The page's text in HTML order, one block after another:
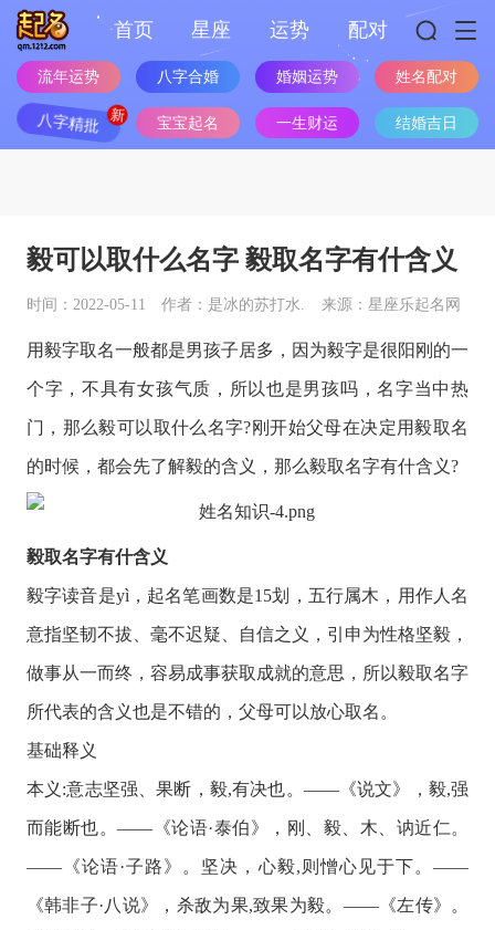
首页 星座 运势 配对
流年运势 八字合婚 婚姻运势 姓名配对
八字精批 宝宝起名 一生财运 结婚吉日
毅可以取什么名字 毅取名字有什含义
时间：2022-05-11 作者：是冰的苏打水. 来源：星座乐起名网
用毅字取名一般都是男孩子居多，因为毅字是很阳刚的一
个字，不具有女孩气质，所以也是男孩吗，名字当中热
门，那么毅可以取什么名字?刚开始父母在决定用毅取名
的时候，都会先了解毅的含义，那么毅取名字有什含义?
毅取名字有什含义
毅字读音是yì，起名笔画数是15划，五行属木，用作人名
意指坚韧不拔、毫不迟疑、自信之义，引申为性格坚毅，
做事从一而终，容易成事获取成就的意思，所以毅取名字
所代表的含义也是不错的，父母可以放心取名。
基础释义
本义:意志坚强、果断，毅,有决也。——《说文》，毅,强
而能断也。——《论语·泰伯》，刚、毅、木、讷近仁。
——《论语·子路》。坚决，心毅,则憎心见于下。——
《韩非子·八说》，杀敌为果,致果为毅。——《左传》。